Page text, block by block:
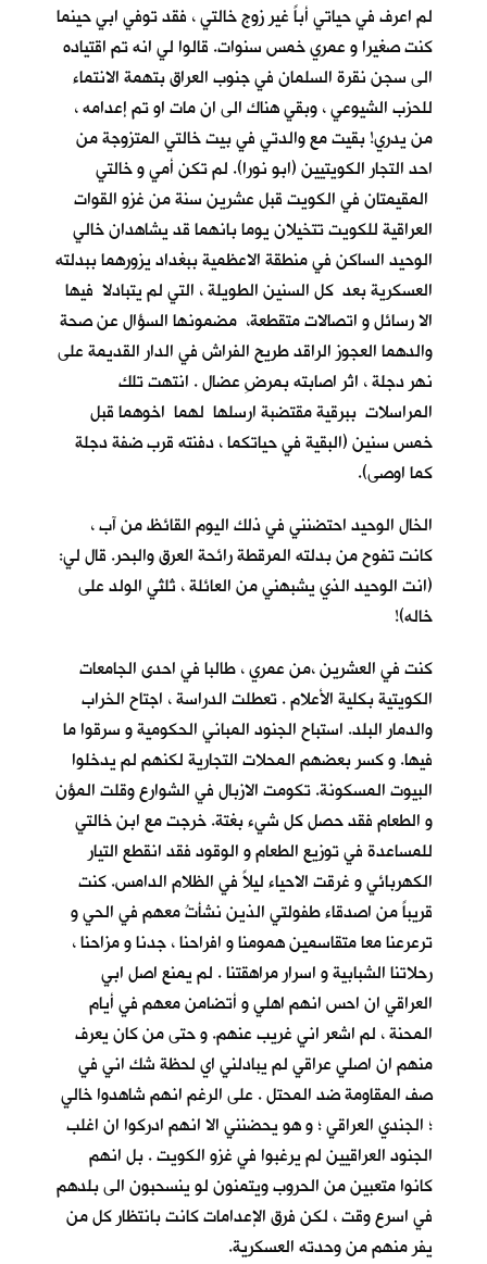
لم اعرف في حياتي أباً غير زوج خالتي ، فقد توفي ابي حينما
كنت صغيرا و عمري خمس سنوات. قالوا لي انه تم اقتياده
الى سجن نقرة السلمان في جنوب العراق بتهمة الانتماء
للحزب الشيوعي ، وبقي هناك الى ان مات او تم إعدامه ،
من يدري! بقيت مع والدتي في بيت خالتي المتزوجة من
احد التجار الكويتيين (ابو نورا). لم تكن أمي و خالتي
المقيمتان في الكويت قبل عشرين سنة من غزو القوات
العراقية للكويت تتخيلان يوما بانهما قد يشاهدان خالي
الوحيد الساكن في منطقة الاعظمية ببغداد يزورهما ببدلته
العسكرية بعد كل السنين الطويلة ، التي لم يتبادلا فيها
الا رسائل و اتصالات متقطعة، مضمونها السؤال عن صحة
والدهما العجوز الراقد طريح الفراش في الدار القديمة على
نهر دجلة ، اثر اصابته بمرضِ عضال . انتهت تلك
المراسلات ببرقية مقتضبة ارسلها لهما اخوهما قبل
خمس سنين (البقية في حياتكما ، دفنته قرب ضفة دجلة
كما اوصى).
الخال الوحيد احتضنني في ذلك اليوم القائظ من آب ،
كانت تفوح من بدلته المرقطة رائحة العرق والبحر. قال لي:
(انت الوحيد الذي يشبهني من العائلة ، ثلثي الولد على
خاله)!
كنت في العشرين ،من عمري ، طالبا في احدى الجامعات
الكويتية بكلية الأعلام . تعطلت الدراسة ، اجتاح الخراب
والدمار البلد. استباح الجنود المباني الحكومية و سرقوا ما
فيها. و كسر بعضهم المحلات التجارية لكنهم لم يدخلوا
البيوت المسكونة. تكومت الازبال في الشوارع وقلت المؤن
و الطعام فقد حصل كل شيء بغتة. خرجت مع ابن خالتي
للمساعدة في توزيع الطعام و الوقود فقد انقطع التيار
الكهربائي و غرقت الاحياء ليلاً في الظلام الدامس. كنت
قريباً من اصدقاء طفولتي الذين نشأتُ معهم في الحي و
ترعرعنا معا متقاسمين همومنا و افراحنا ، جدنا و مزاحنا ،
رحلاتنا الشبابية و اسرار مراهقتنا . لم يمنع اصل ابي
العراقي ان احس انهم اهلي و أتضامن معهم في أيام
المحنة ، لم اشعر اني غريب عنهم. و حتى من كان يعرف
منهم ان اصلي عراقي لم يبادلني اي لحظة شك اني في
صف المقاومة ضد المحتل . على الرغم انهم شاهدوا خالي
؛ الجندي العراقي ؛ و هو يحضنني الا انهم ادركوا ان اغلب
الجنود العراقيين لم يرغبوا في غزو الكويت . بل انهم
كانوا متعبين من الحروب ويتمنون لو ينسحبون الى بلدهم
في اسرع وقت ، لكن فرق الإعدامات كانت بانتظار كل من
يفر منهم من وحدته العسكرية.